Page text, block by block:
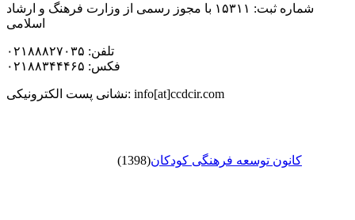
شماره ثبت: ۱۵۳۱۱ با مجوز رسمی از وزارت فرهنگ و ارشاد
اسلامی
تلفن: ۰۲۱۸۸۸۲۷۰۳۵
فکس: ۰۲۱۸۸۳۴۴۴۶۵
نشانی پست الکترونیکی: info[at]ccdcir.com
کانون توسعه فرهنگی کودکان(1398)